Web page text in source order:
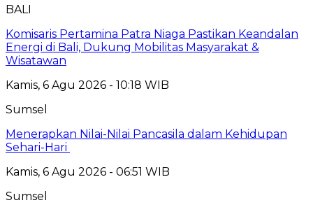
BALI
Komisaris Pertamina Patra Niaga Pastikan Keandalan
Energi di Bali, Dukung Mobilitas Masyarakat &
Wisatawan
Kamis, 6 Agu 2026 - 10:18 WIB
Sumsel
Menerapkan Nilai-Nilai Pancasila dalam Kehidupan
Sehari-Hari
Kamis, 6 Agu 2026 - 06:51 WIB
Sumsel